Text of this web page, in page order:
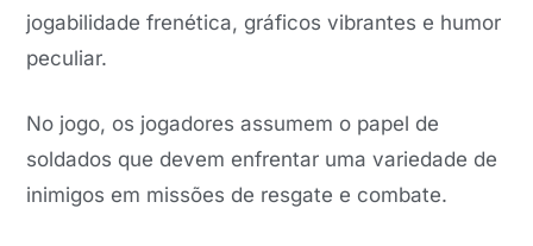
jogabilidade frenética, gráficos vibrantes e humor
peculiar.
No jogo, os jogadores assumem o papel de
soldados que devem enfrentar uma variedade de
inimigos em missões de resgate e combate.